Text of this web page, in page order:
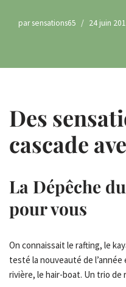
parsensations65 24 juin
Des
cascade
La Dépêche
pour vous
On connaissait le rafting, le
testé la nouveauté de
rivière, le hair-boat. Un trio de